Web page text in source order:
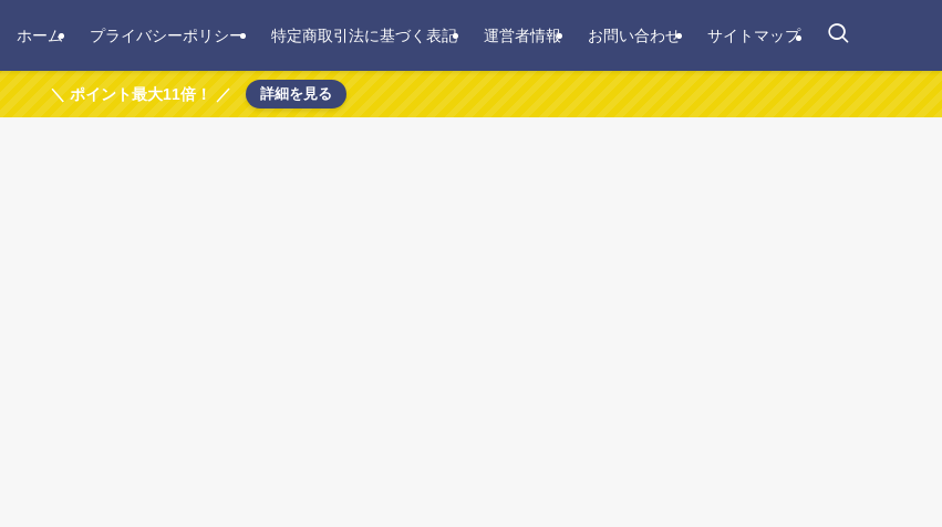
ホーム プライバシーポリシー 特定商取引法に基づく表記 運営者情報 お問い合わせ サイトマップ
＼ ポイント最大11倍！ ／ 詳細を見る